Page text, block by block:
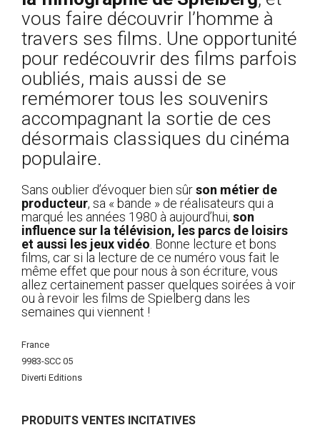
vous faire découvrir l’homme à
travers ses films. Une opportunité
pour redécouvrir des films parfois
oubliés, mais aussi de se
remémorer tous les souvenirs
accompagnant la sortie de ces
désormais classiques du cinéma
populaire.
Sans oublier d’évoquer bien sûrson métier de
producteur, sa « bande » de réalisateurs qui a
marqué les années 1980 à aujourd’hui, son
influence sur la télévision, les parcs de loisirs
et aussi les jeux vidéo . Bonne lecture et bons
films, car si la lecture de ce numéro vous fait le
même effet que pour nous à son écriture, vous
allez certainement passer quelques soirées à voir
ou à revoir les films de Spielberg dans les
semaines qui viennent !
More
Information
France
9983-SCC 05
Diverti Editions
PRODUITS VENTES INCITATIVES